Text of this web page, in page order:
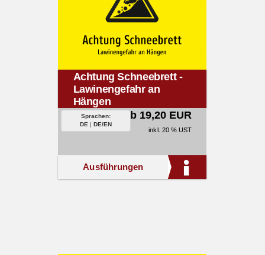
Achtung Schneebrett -
Lawinengefahr an
Hängen
Sprachen:
DE | DE/EN
ab 19,20 EUR
inkl. 20 % UST
Ausführungen